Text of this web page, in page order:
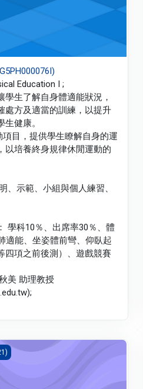
Education I ;
學生了解自身體適能狀況，
處方及適當的訓練，以提升
健康。
項目，提供學生瞭解自身的運
以培養終身規律休閒運動的
、示範、小組與個人練習、
學科10％、出席率30％、體
適能、坐姿體前彎、仰臥起
四項之前後測）、遊戲競賽
美 助理教授